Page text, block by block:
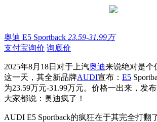
奥迪 E5 Sportback 23.59-31.99万
支付宝询价 询底价
2025年8月18日对于上汽奥迪来说绝对是个
这一天，其全新品牌AUDI宣布： E5
为23.59万元-31.99万元。价格一出来，发
大家都说：奥迪疯了！
AUDI E5 Sportback的疯狂在于其完全打翻